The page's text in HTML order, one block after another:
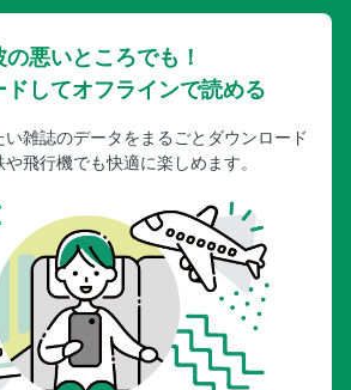
の悪いところでも！
ドしてオフラインで読める
雑誌のデータをまるごとダウンロード
飛行機でも快適に楽しめます。